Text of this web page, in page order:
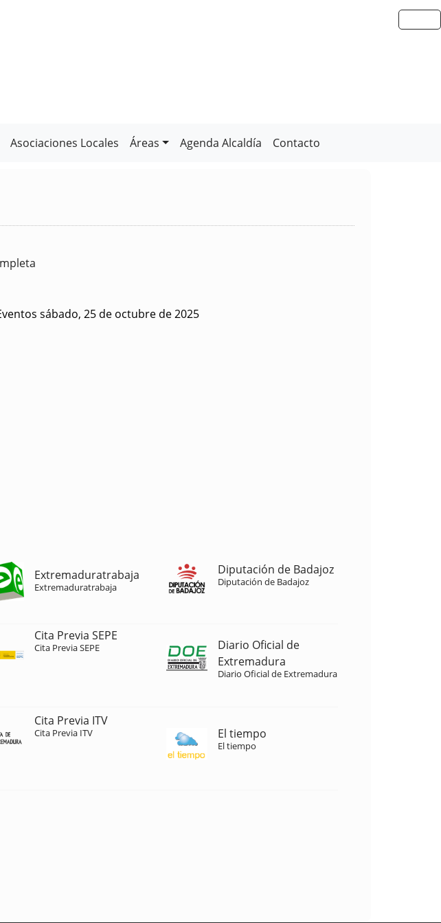
Asociaciones Locales Áreas Agenda Alcaldía Contacto
sábado, 25 de octubre de 2025
Extremaduratrabaja
Extremaduratrabaja
Diputación de Badajoz
Diputación de Badajoz
Cita Previa SEPE
Cita Previa SEPE
Diario Oficial de
Extremadura
Diario Oficial de Extremadura
Cita Previa ITV
Cita Previa ITV El tiempo
El tiempo